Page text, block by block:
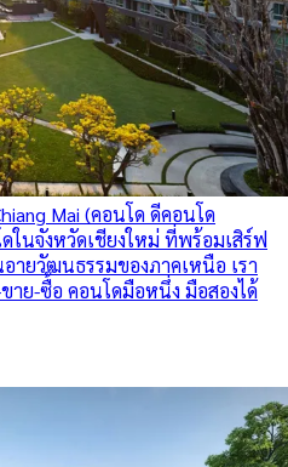
Mai (คอนโด ดีคอนโด
ในจังหวัดเชียงใหม่ ที่พร้อมเสิร์ฟ
ายวัฒนธรรมของภาคเหนือ เรา
าย-ซื้อ คอนโดมือหนึ่ง มือสองได้